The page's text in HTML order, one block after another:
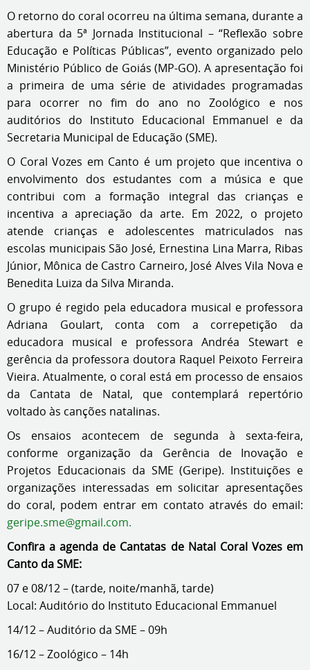
O retorno do coral ocorreu na última semana, durante a
abertura da 5ª Jornada Institucional – “Reflexão sobre
Educação e Políticas Públicas”, evento organizado pelo
Ministério Público de Goiás (MP-GO). A apresentação foi
a primeira de uma série de atividades programadas
para ocorrer no fim do ano no Zoológico e nos
auditórios do Instituto Educacional Emmanuel e da
Secretaria Municipal de Educação (SME).
O Coral Vozes em Canto é um projeto que incentiva o
envolvimento dos estudantes com a música e que
contribui com a formação integral das crianças e
incentiva a apreciação da arte. Em 2022, o projeto
atende crianças e adolescentes matriculados nas
escolas municipais São José, Ernestina Lina Marra, Ribas
Júnior, Mônica de Castro Carneiro, José Alves Vila Nova e
Benedita Luiza da Silva Miranda.
O grupo é regido pela educadora musical e professora
Adriana Goulart, conta com a correpetição da
educadora musical e professora Andréa Stewart e
gerência da professora doutora Raquel Peixoto Ferreira
Vieira. Atualmente, o coral está em processo de ensaios
da Cantata de Natal, que contemplará repertório
voltado às canções natalinas.
Os ensaios acontecem de segunda à sexta-feira,
conforme organização da Gerência de Inovação e
Projetos Educacionais da SME (Geripe). Instituições e
organizações interessadas em solicitar apresentações
do coral, podem entrar em contato através do email:
geripe.sme@gmail.com.
Confira a agenda de Cantatas de Natal Coral Vozes em
Canto da SME:
07 e 08/12 – (tarde, noite/manhã, tarde)
Local: Auditório do Instituto Educacional Emmanuel
14/12 – Auditório da SME – 09h
16/12 – Zoológico – 14h